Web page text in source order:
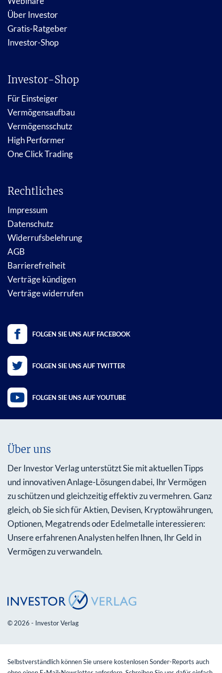
Über Investor
Gratis-Ratgeber
Investor-Shop
Investor-Shop
Für Einsteiger
Vermögensaufbau
Vermögensschutz
High Performer
One Click Trading
Rechtliches
Impressum
Datenschutz
Widerrufsbelehrung
AGB
Barrierefreiheit
Verträge kündigen
Verträge widerrufen
FOLGEN SIE UNS AUF FACEBOOK
FOLGEN SIE UNS AUF TWITTER
FOLGEN SIE UNS AUF YOUTUBE
Über uns
Der Investor Verlag unterstützt Sie mit aktuellen Tipps
und innovativen Anlage-Lösungen dabei, Ihr Vermögen
zu schützen und gleichzeitig effektiv zu vermehren. Ganz
gleich, ob Sie sich für Aktien, Devisen, Kryptowährungen,
Optionen, Megatrends oder Edelmetalle interessieren:
Unsere erfahrenen Analysten helfen Ihnen, Ihr Geld in
Vermögen zu verwandeln.
© 2026 - Investor Verlag
Selbstverständlich können Sie unsere kostenlosen Sonder-Reports auch